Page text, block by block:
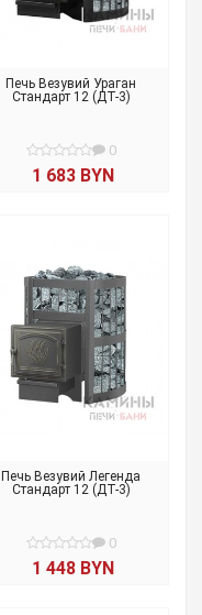
Печь Везувий Ураган
Стандарт 12 (ДТ-3)
0
1 683 BYN
Печь Везувий Легенда
Стандарт 12 (ДT-3)
0
1 448 BYN